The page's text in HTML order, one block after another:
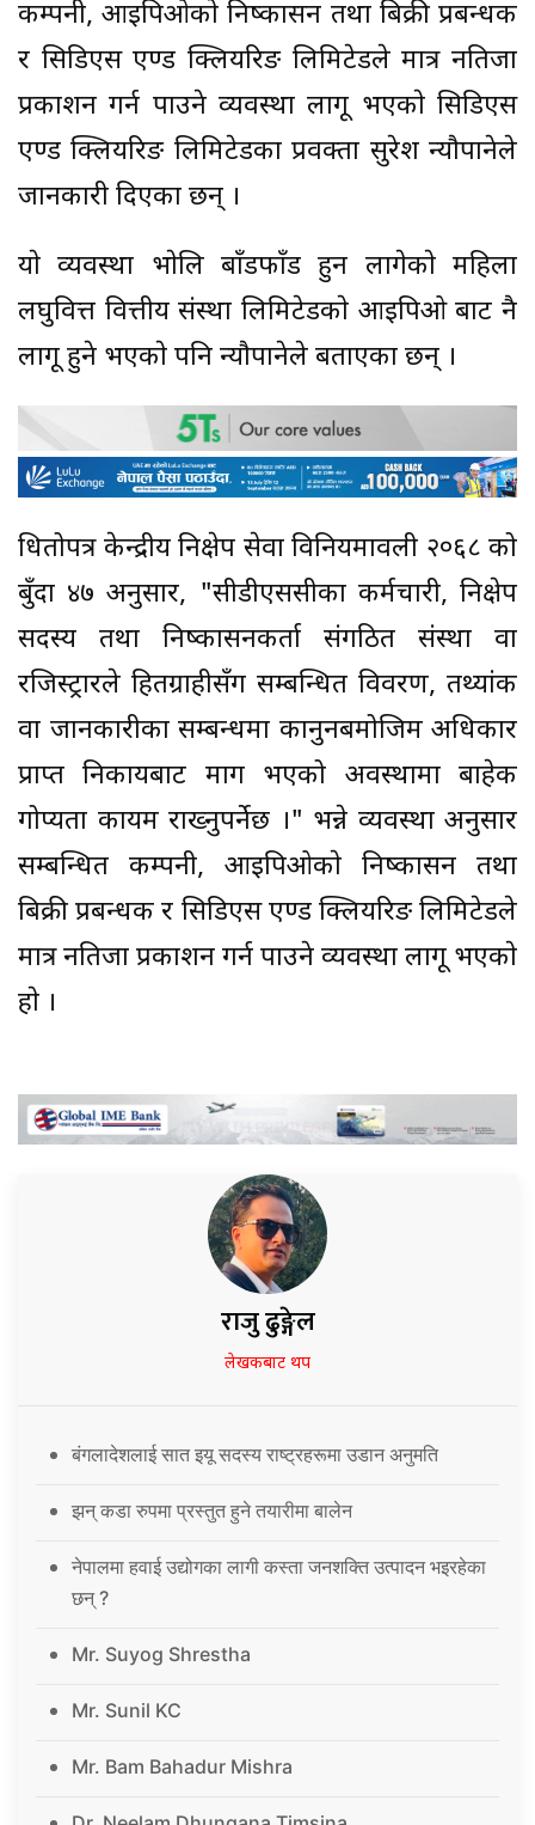
कम्पनी, आइपिओकाे निष्कासन तथा बिक्री प्रबन्धक
र सिडिएस एण्ड क्लियरिङ लिमिटेडले मात्र नतिजा
प्रकाशन गर्न पाउने व्यवस्था लागू भएकाे सिडिएस
एण्ड क्लियरिङ लिमिटेडका प्रवक्ता सुरेश न्याैपानेले
जानकारी दिएका छन् ।
याे व्यवस्था भाेलि बाँडफाँड हुन लागेकाे महिला
लघुवित्त वित्तीय संस्था लिमिटेडकाे आइपिओ बाट नै
लागू हुने भएकाे पनि न्याैपानेले बताएका छन् ।
धितोपत्र केन्द्रीय निक्षेप सेवा विनियमावली २०६८ को
बुँदा ४७ अनुसार, "सीडीएससीका कर्मचारी, निक्षेप
सदस्य तथा निष्कासनकर्ता संगठित संस्था वा
रजिस्ट्रारले हितग्राहीसँग सम्बन्धित विवरण, तथ्यांक
वा जानकारीका सम्बन्धमा कानुनबमोजिम अधिकार
प्राप्त निकायबाट माग भएको अवस्थामा बाहेक
गोप्यता कायम राख्नुपर्नेछ ।" भन्ने व्यवस्था अनुसार
सम्बन्धित कम्पनी, आइपिओकाे निष्कासन तथा
बिक्री प्रबन्धक र सिडिएस एण्ड क्लियरिङ लिमिटेडले
मात्र नतिजा प्रकाशन गर्न पाउने व्यवस्था लागू भएकाे
हाे ।
राजु ढुङ्गेल
लेखकबाट थप
बंगलादेशलाई सात इयू सदस्य राष्ट्रहरूमा उडान अनुमति
झन् कडा रुपमा प्रस्तुत हुने तयारीमा बालेन
नेपालमा हवाई उद्योगका लागी कस्ता जनशक्ति उत्पादन भइरहेका
छन् ?
Mr. Suyog Shrestha
Mr. Sunil KC
Mr. Bam Bahadur Mishra